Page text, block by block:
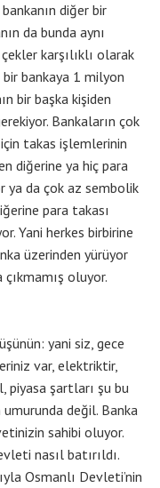
diğer bir
da bunda aynı
karşılıklı olarak
bankaya 1 milyon
bir başka kişiden
Bankaların çok
takas işlemlerinin
diğerine ya hiç para
ya da çok az sembolik
para takası
Yani herkes birbirine
üzerinden yürüyor
oluyor.
yani siz, gece
var, elektriktir,
piyasa şartları şu bu
değil. Banka
sahibi oluyor.
nasıl batırıldı.
Osmanlı Devleti’nin